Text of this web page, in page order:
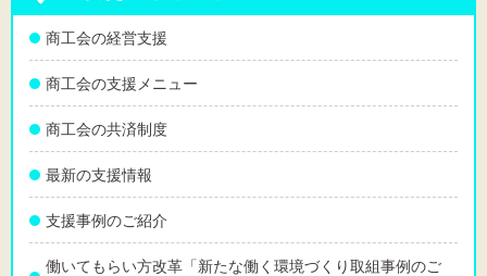
商工会の経営支援
商工会の支援メニュー
商工会の共済制度
最新の支援情報
支援事例のご紹介
働いてもらい方改革「新たな働く環境づくり取組事例のご